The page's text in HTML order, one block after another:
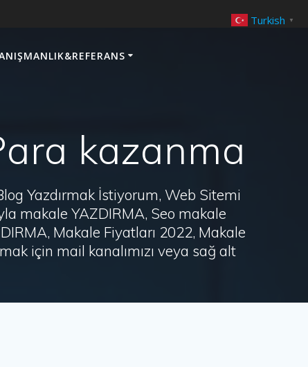
kazanma
Yazdırmak İstiyorum, Web Sitemi
makale YAZDIRMA, Seo makale
Makale Fiyatları 2022, Makale
için mail kanalımızı veya sağ alt
Turkish ▼